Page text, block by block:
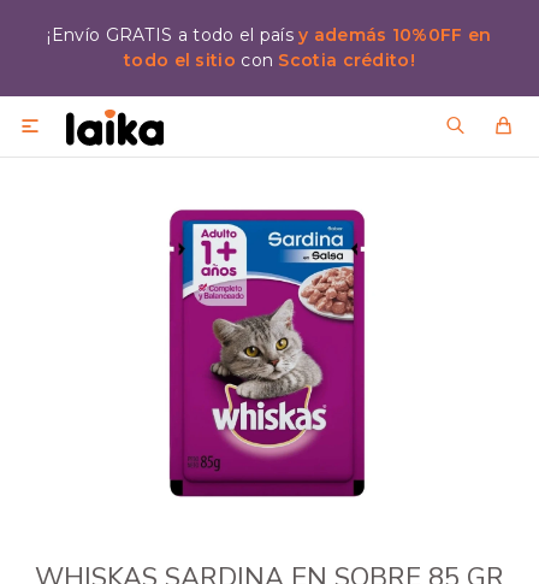
¡Envío GRATIS a todo el paísy además 10%0FF en
todo el sitio con Scotia crédito!
